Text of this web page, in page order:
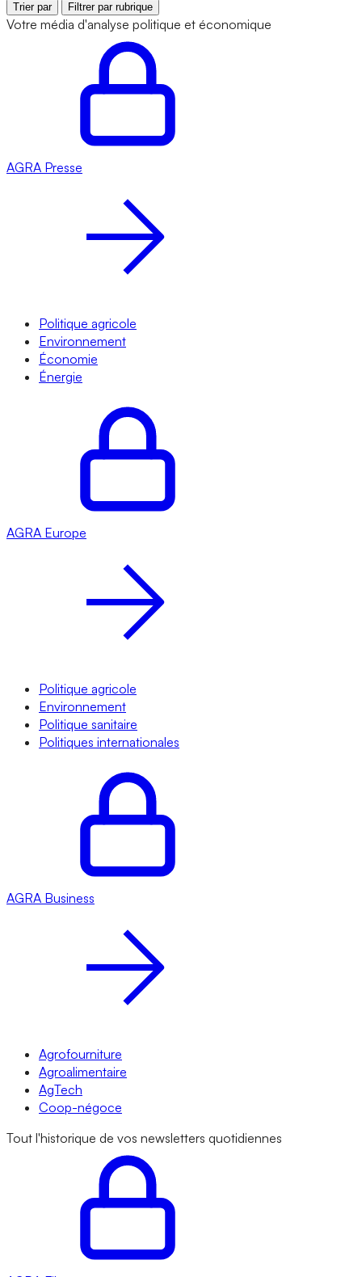
Trier par Filtrer par rubrique
Votre média d'analyse politique et économique
AGRA Presse
Politique agricole
Environnement
Économie
Énergie
AGRA Europe
Politique agricole
Environnement
Politique sanitaire
Politiques internationales
AGRA Business
Agrofourniture
Agroalimentaire
AgTech
Coop-négoce
Tout l'historique de vos newsletters quotidiennes